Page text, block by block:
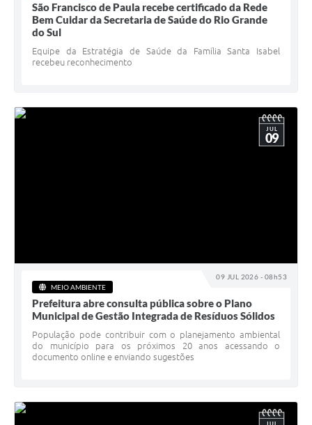
São Francisco de Paula recebe certificado da Rede
Bem Cuidar da Secretaria de Saúde do Rio Grande
do Sul
Equipe da Estratégia de Saúde da Família Santa Isabel
recebeu reconhecimento
09 JUL 2026 - 08h53
JUL
09
MEIO AMBIENTE
Prefeitura abre consulta pública sobre o Plano
Municipal de Gestão Integrada de Resíduos Sólidos
População pode contribuir com o planejamento ambiental
do município para os próximos 20 anos acessando o
documento online e enviando sugestões